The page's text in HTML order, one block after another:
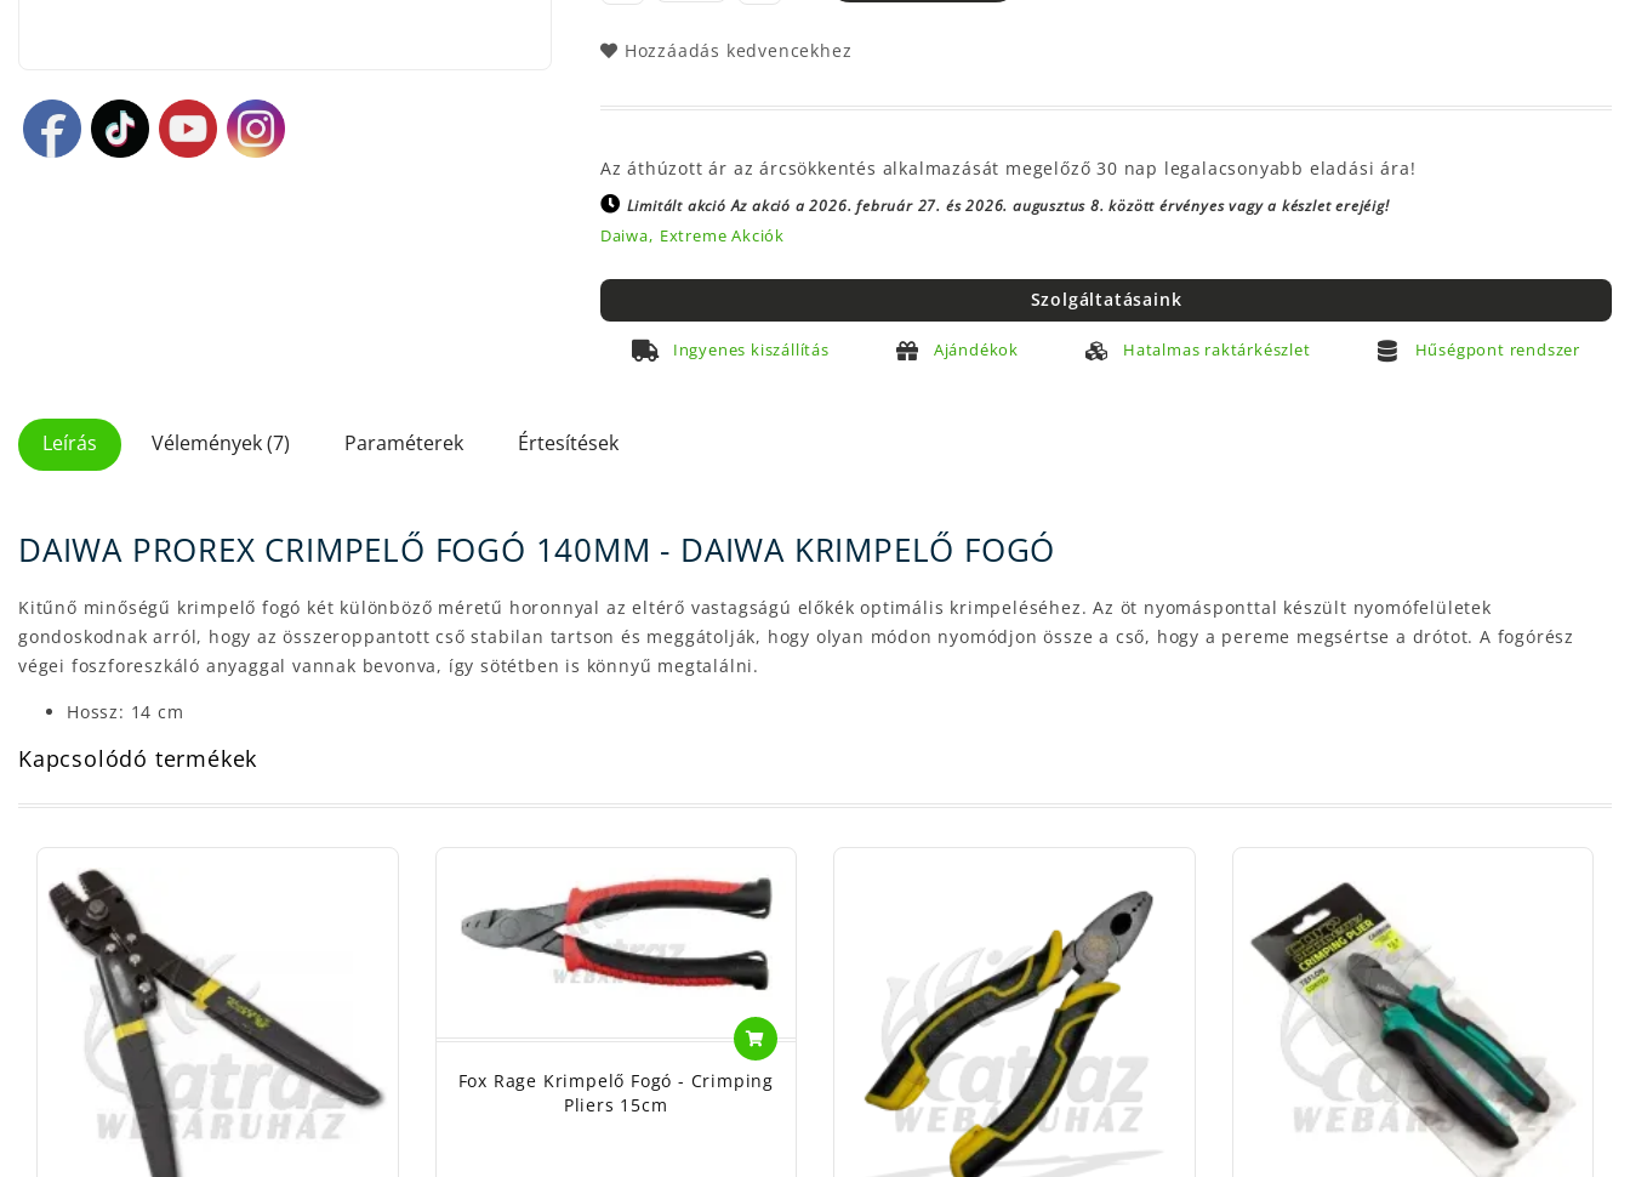
Hozzáadás kedvencekhez
Az áthúzott ár az árcsökkentés alkalmazását megelőző 30 nap legalacsonyabb eladási ára!
Limitált akcióAz akció a 2026. február 27. és 2026. augusztus 8. között érvényes vagy a készlet erejéig!
Daiwa, Extreme Akciók
Szolgáltatásaink
Ingyenes kiszállítás Ajándékok Hatalmas raktárkészlet Hűségpont rendszer
Leírás Vélemények (7) Paraméterek Értesítések
DAIWA PROREX CRIMPELŐ FOGÓ 140MM - DAIWA KRIMPELŐ FOGÓ
Kitűnő minőségű krimpelő fogó két különböző méretű horonnyal az eltérő vastagságú előkék optimális krimpeléséhez. Az öt nyomásponttal készült nyomófelületek
gondoskodnak arról, hogy az összeroppantott cső stabilan tartson és meggátolják, hogy olyan módon nyomódjon össze a cső, hogy a pereme megsértse a drótot. A fogórész
végei foszforeszkáló anyaggal vannak bevonva, így sötétben is könnyű megtalálni.
Hossz: 14 cm
Kapcsolódó termékek
Fox Rage Krimpelő Fogó - Crimping
Pliers 15cm